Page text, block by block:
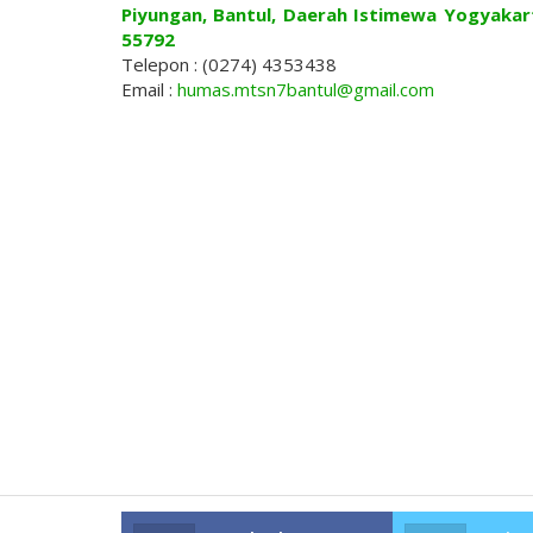
Piyungan, Bantul, Daerah Istimewa
55792
Telepon : (0274) 4353438
Email : humas.mtsn7bantul@gmail.com